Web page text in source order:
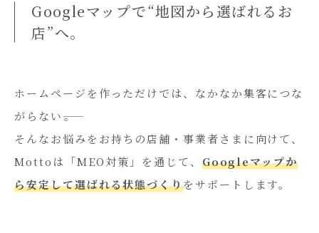
Googleマップで“地図から選ばれるお
店”へ。
ホームページを作っただけでは、なかなか集客につな
がらない――。
そんなお悩みをお持ちの店舗・事業者さまに向けて、
Mottoは「MEO対策」を通じて、 Googleマップか
ら安定して選ばれる状態づくりをサポートします。